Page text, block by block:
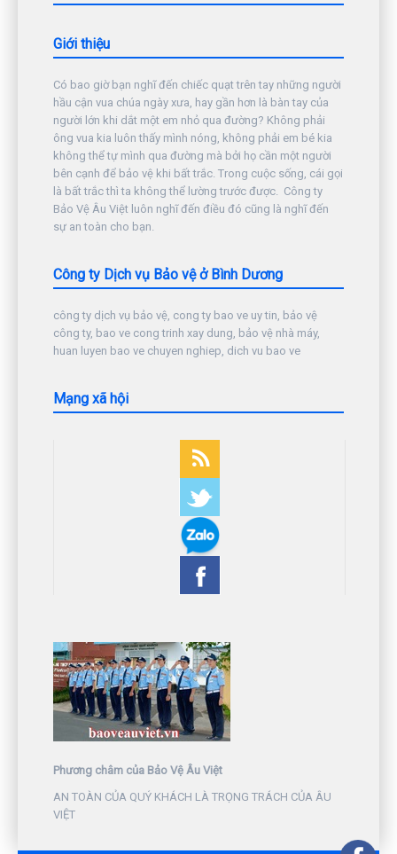
Giới thiệu
Có bao giờ bạn nghĩ đến chiếc quạt trên tay những người
hầu cận vua chúa ngày xưa, hay gần hơn là bàn tay của
người lớn khi dắt một em nhỏ qua đường? Không phải
ông vua kia luôn thấy mình nóng, không phải em bé kia
không thể tự mình qua đường mà bởi họ cần một người
bên cạnh để bảo vệ khi bất trắc. Trong cuộc sống, cái gọi
là bất trắc thì ta không thể lường trước được. Công ty
Bảo Vệ Âu Việt luôn nghĩ đến điều đó cũng là nghĩ đến
sự an toàn cho bạn.
Công ty Dịch vụ Bảo vệ ở Bình Dương
công ty dịch vụ bảo vệ, cong ty bao ve uy tin, bảo vệ
công ty, bao ve cong trinh xay dung, bảo vệ nhà máy,
huan luyen bao ve chuyen nghiep, dich vu bao ve
Mạng xã hội
Phương châm của Bảo Vệ Âu Việt
AN TOÀN CỦA QUÝ KHÁCH LÀ TRỌNG TRÁCH CỦA ÂU
VIỆT